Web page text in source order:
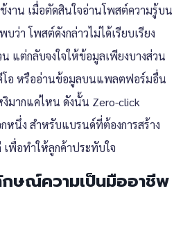
งาน เมื่อตัดสินใจอ่านโพสต์ความรู้บน
ว่า โพสต์ดังกล่าวไม่ได้เรียบเรียง
แต่กลับจงใจให้ข้อมูลเพียงบางส่วน
โอ หรืออ่านข้อมูลบนแพลตฟอร์มอื่น
มากแค่ไหน ดังนั้น Zero-click
หนึ่ง สำหรับแบรนด์ที่ต้องการสร้าง
เพื่อทำให้ลูกค้าประทับใจ
ษณ์ความเป็นมืออาชีพ